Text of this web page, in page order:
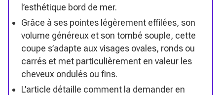
l’esthétique bord de mer.
Grâce à ses pointes légèrement effilées, son
volume généreux et son tombé souple, cette
coupe s’adapte aux visages ovales, ronds ou
carrés et met particulièrement en valeur les
cheveux ondulés ou fins.
L’article détaille comment la demander en